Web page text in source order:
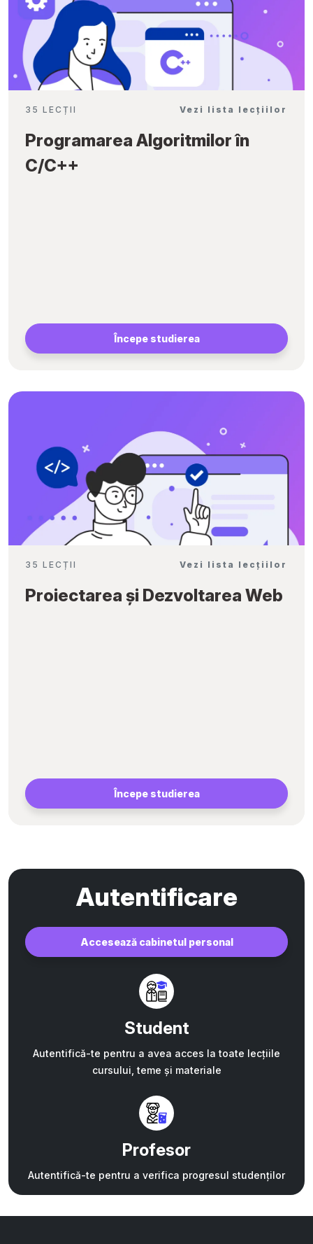
35 LECȚII Vezi lista lecțiilor
Programarea Algoritmilor în
C/C++
Începe studierea
35 LECȚII Vezi lista lecțiilor
Proiectarea și Dezvoltarea Web
Începe studierea
Autentificare
Accesează cabinetul personal
Student
Autentifică-te pentru a avea acces la toate lecțiile
cursului, teme și materiale
Profesor
Autentifică-te pentru a verifica progresul studenților